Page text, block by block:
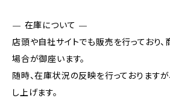
— 在庫について —
店頭や自社サイトでも販売を行っており
場合が御座います。
随時、在庫状況の反映を行っておりますが
し上げます。